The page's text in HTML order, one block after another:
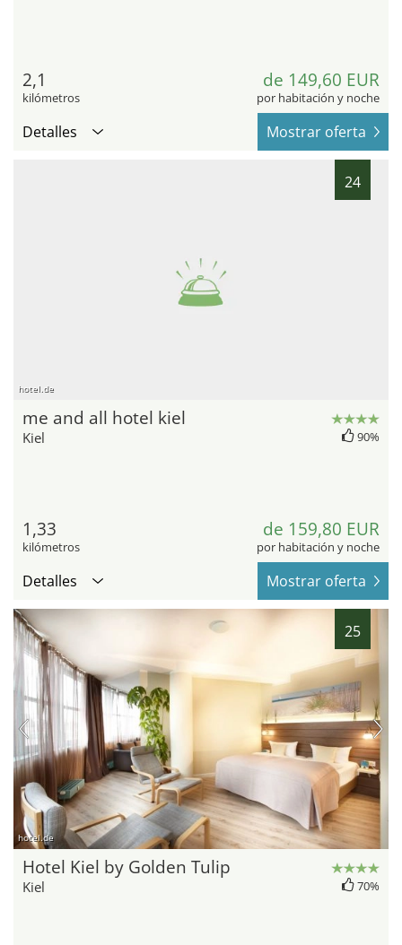
2,1
kilómetros
de 149,60 EUR
por habitación y noche
Detalles Mostrar oferta
24
hotel.de
me and all hotel kiel
Kiel 90%
1,33
kilómetros
de 159,80 EUR
por habitación y noche
Detalles Mostrar oferta
25
hotel.de
Hotel Kiel by Golden Tulip
Kiel 70%